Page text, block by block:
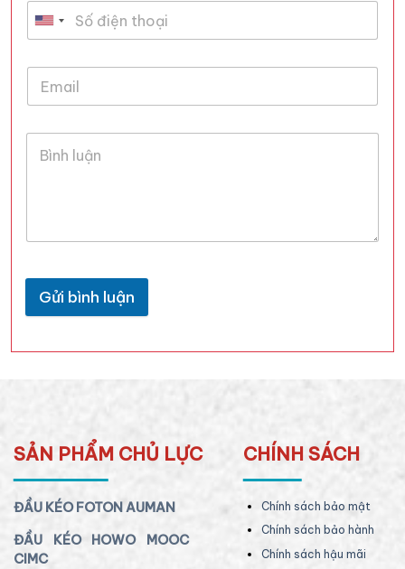
Gửi bình luận
SẢN PHẨM CHỦ LỰC
ĐẦU KÉO FOTON AUMAN
ĐẦU KÉO HOWO MOOC
CIMC
CHÍNH SÁCH
Chính sách bảo mật
Chính sách bảo hành
Chính sách hậu mãi